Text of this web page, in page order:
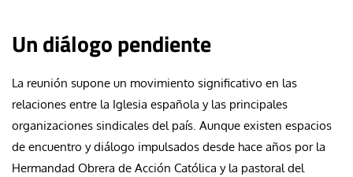
Un diálogo pendiente
La reunión supone un movimiento significativo en las
relaciones entre la Iglesia española y las principales
organizaciones sindicales del país. Aunque existen espacios
de encuentro y diálogo impulsados desde hace años por la
Hermandad Obrera de Acción Católica y la pastoral del